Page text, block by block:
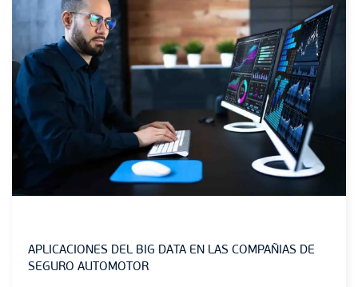
APLICACIONES DEL BIG DATA EN LAS COMPAÑIAS DE
SEGURO AUTOMOTOR